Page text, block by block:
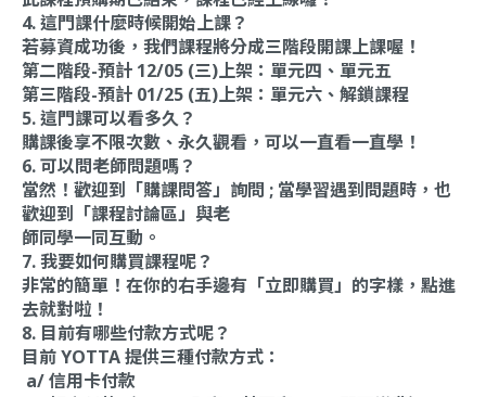
4. 這門課什麼時候開始上課？
若募資成功後，我們課程將分成三階段開課上課喔！
第二階段-預計 12/05 (三)上架：單元四、單元五
第三階段-預計 01/25 (五)上架：單元六、解鎖課程
5. 這門課可以看多久？
購課後享不限次數、永久觀看，可以一直看一直學！
6. 可以問老師問題嗎？
當然！歡迎到「購課問答」詢問 ; 當學習遇到問題時，也
歡迎到「課程討論區」與老
師同學一同互動。
7. 我要如何購買課程呢？
非常的簡單！在你的右手邊有「立即購買」的字樣，點進
去就對啦！
8. 目前有哪些付款方式呢？
目前 YOTTA 提供三種付款方式：
a/ 信用卡付款